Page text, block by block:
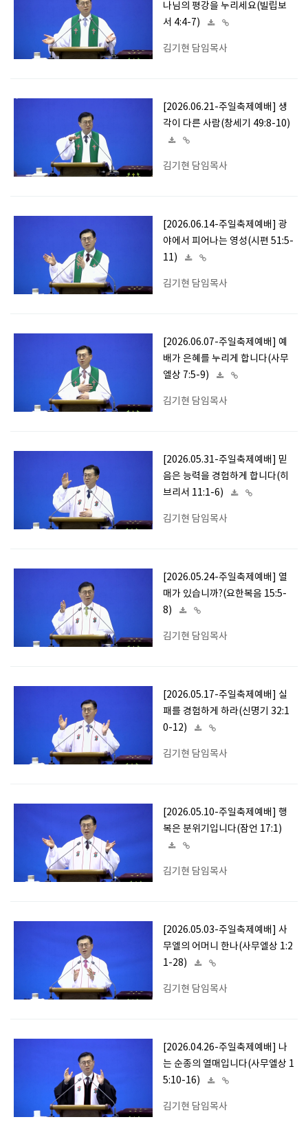
나님의 평강을 누리세요(빌립보
서 4:4-7)
김기현 담임목사
[2026.06.21-주일축제예배] 생
각이 다른 사람(창세기 49:8-10)
김기현 담임목사
[2026.06.14-주일축제예배] 광
야에서 피어나는 영성(시편 51:5-
11)
김기현 담임목사
[2026.06.07-주일축제예배] 예
배가 은혜를 누리게 합니다(사무
엘상 7:5-9)
김기현 담임목사
[2026.05.31-주일축제예배] 믿
음은 능력을 경험하게 합니다(히
브리서 11:1-6)
김기현 담임목사
[2026.05.24-주일축제예배] 열
매가 있습니까?(요한복음 15:5-
8)
김기현 담임목사
[2026.05.17-주일축제예배] 실
패를 경험하게 하라(신명기 32:1
0-12)
김기현 담임목사
[2026.05.10-주일축제예배] 행
복은 분위기입니다(잠언 17:1)
김기현 담임목사
[2026.05.03-주일축제예배] 사
무엘의 어머니 한나(사무엘상 1:2
1-28)
김기현 담임목사
[2026.04.26-주일축제예배] 나
는 순종의 열매입니다(사무엘상 1
5:10-16)
김기현 담임목사